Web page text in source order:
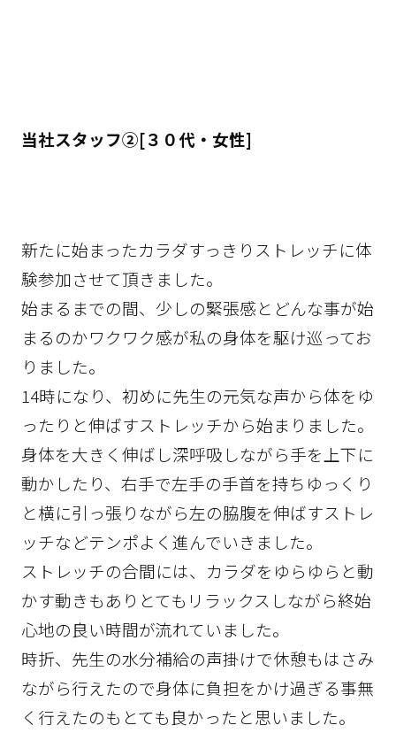
当社スタッフ②[３０代・女性]
新たに始まったカラダすっきりストレッチに体
験参加させて頂きました。
始まるまでの間、少しの緊張感とどんな事が始
まるのかワクワク感が私の身体を駆け巡ってお
りました。
14時になり、初めに先生の元気な声から体をゆ
ったりと伸ばすストレッチから始まりました。
身体を大きく伸ばし深呼吸しながら手を上下に
動かしたり、右手で左手の手首を持ちゆっくり
と横に引っ張りながら左の脇腹を伸ばすストレ
ッチなどテンポよく進んでいきました。
ストレッチの合間には、カラダをゆらゆらと動
かす動きもありとてもリラックスしながら終始
心地の良い時間が流れていました。
時折、先生の水分補給の声掛けで休憩もはさみ
ながら行えたので身体に負担をかけ過ぎる事無
く行えたのもとても良かったと思いました。